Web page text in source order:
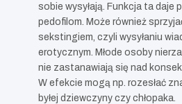
sobie wysyłają. Funkcja ta daje
pedofilom. Może również
sekstingiem, czyli wysyłaniu
erotycznym. Młode osoby
nie zastanawiają się nad
W efekcie mogą np. rozesłać
byłej dziewczyny czy chłopaka.